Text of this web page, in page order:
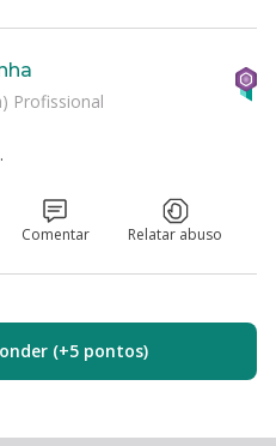
Profissional
Comentar Relatar abuso
(+5 pontos)